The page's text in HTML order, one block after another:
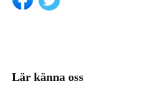
Lär känna oss